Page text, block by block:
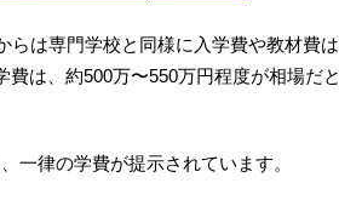
らは専門学校と同様に入学費や教材費は
は、約500万〜550万円程度が相場だと
一律の学費が提示されています。